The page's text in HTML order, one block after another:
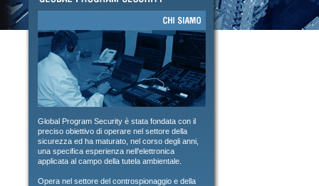
Global Program Security è stata fondata con il
preciso obiettivo di operare nel settore della
sicurezza ed ha maturato, nel corso degli anni,
una specifica esperienza nell'elettronica
applicata al campo della tutela ambientale.
Opera nel settore del controspionaggio e della